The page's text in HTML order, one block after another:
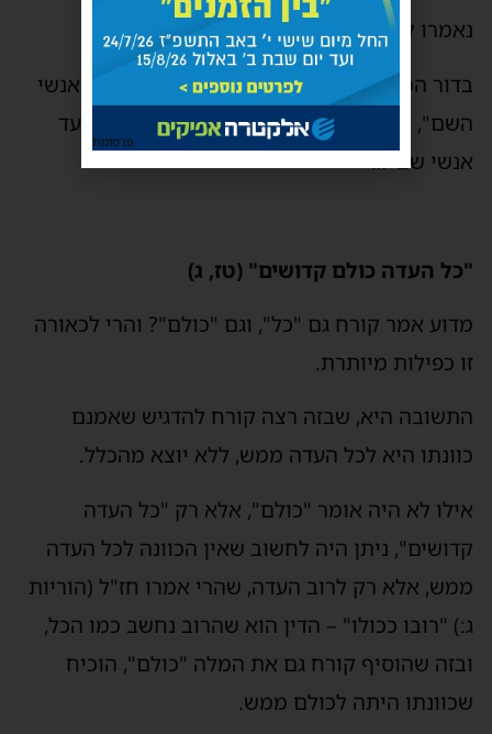
נאמרו לגנאי.
בדור המבול נאמר "המה הגברים אשר מעולם אנשי
השם", ובעדת קרח נאמר נשיאי עדה קרואי מועד
אנשי שם"…
"כל העדה כולם קדושים" (טז, ג)
מדוע אמר קורח גם "כל", וגם "כולם"? והרי לכאורה
זו כפילות מיותרת.
התשובה היא, שבזה רצה קורח להדגיש שאמנם
כוונתו היא לכל העדה ממש, ללא יוצא מהכלל.
אילו לא היה אומר "כולם", אלא רק "כל העדה
קדושים", ניתן היה לחשוב שאין הכוונה לכל העדה
ממש, אלא רק לרוב העדה, שהרי אמרו חז"ל (הוריות
ג:) "רובו ככולו" – הדין הוא שהרוב נחשב כמו הכל,
ובזה שהוסיף קורח גם את המלה "כולם", הוכיח
שכוונתו היתה לכולם ממש.
פרסומת